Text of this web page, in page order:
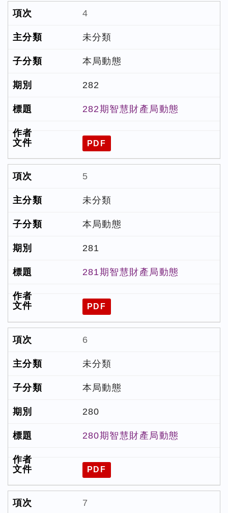
4
未分類
本局動態
282
282期智慧財產局動態
PDF
5
未分類
本局動態
281
281期智慧財產局動態
PDF
6
未分類
本局動態
280
280期智慧財產局動態
PDF
7